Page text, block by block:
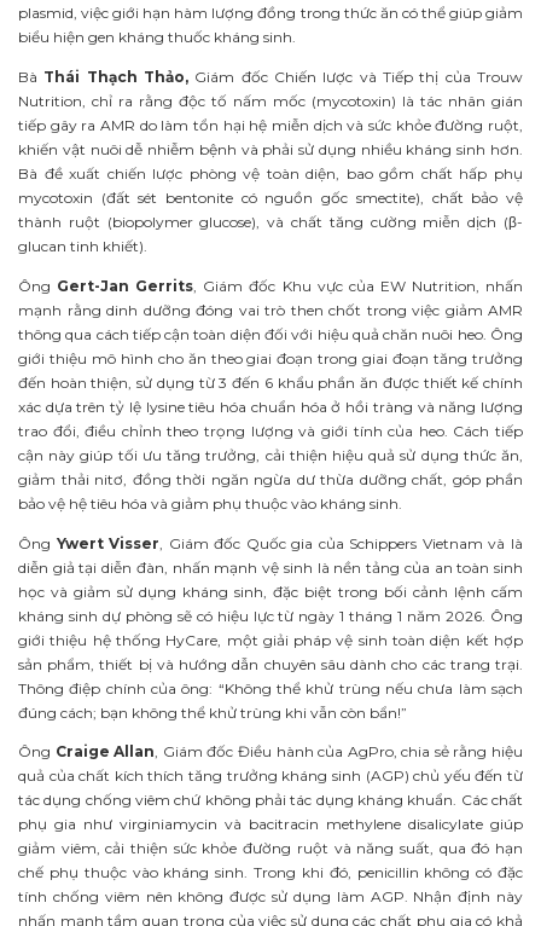
plasmid, việc giới hạn hàm lượng đồng trong thức ăn có thể giúp giảm
biểu hiện gen kháng thuốc kháng sinh.
Bà Thái Thạch Thảo, Giám đốc Chiến lược và Tiếp thị của Trouw
Nutrition, chỉ ra rằng độc tố nấm mốc (mycotoxin) là tác nhân gián
tiếp gây ra AMR do làm tổn hại hệ miễn dịch và sức khỏe đường ruột,
khiến vật nuôi dễ nhiễm bệnh và phải sử dụng nhiều kháng sinh hơn.
Bà đề xuất chiến lược phòng vệ toàn diện, bao gồm chất hấp phụ
mycotoxin (đất sét bentonite có nguồn gốc smectite), chất bảo vệ
thành ruột (biopolymer glucose), và chất tăng cường miễn dịch (β-
glucan tinh khiết).
Ông Gert-Jan Gerrits , Giám đốc Khu vực của EW Nutrition, nhấn
mạnh rằng dinh dưỡng đóng vai trò then chốt trong việc giảm AMR
thông qua cách tiếp cận toàn diện đối với hiệu quả chăn nuôi heo. Ông
giới thiệu mô hình cho ăn theo giai đoạn trong giai đoạn tăng trưởng
đến hoàn thiện, sử dụng từ 3 đến 6 khẩu phần ăn được thiết kế chính
xác dựa trên tỷ lệ lysine tiêu hóa chuẩn hóa ở hồi tràng và năng lượng
trao đổi, điều chỉnh theo trọng lượng và giới tính của heo. Cách tiếp
cận này giúp tối ưu tăng trưởng, cải thiện hiệu quả sử dụng thức ăn,
giảm thải nitơ, đồng thời ngăn ngừa dư thừa dưỡng chất, góp phần
bảo vệ hệ tiêu hóa và giảm phụ thuộc vào kháng sinh.
Ông Ywert Visser , Giám đốc Quốc gia của Schippers Vietnam và là
diễn giả tại diễn đàn, nhấn mạnh vệ sinh là nền tảng của an toàn sinh
học và giảm sử dụng kháng sinh, đặc biệt trong bối cảnh lệnh cấm
kháng sinh dự phòng sẽ có hiệu lực từ ngày 1 tháng 1 năm 2026. Ông
giới thiệu hệ thống HyCare, một giải pháp vệ sinh toàn diện kết hợp
sản phẩm, thiết bị và hướng dẫn chuyên sâu dành cho các trang trại.
Thông điệp chính của ông: “Không thể khử trùng nếu chưa làm sạch
đúng cách; bạn không thể khử trùng khi vẫn còn bẩn!”
Ông Craige Allan, Giám đốc Điều hành của AgPro, chia sẻ rằng hiệu
quả của chất kích thích tăng trưởng kháng sinh (AGP) chủ yếu đến từ
tác dụng chống viêm chứ không phải tác dụng kháng khuẩn. Các chất
phụ gia như virginiamycin và bacitracin methylene disalicylate giúp
giảm viêm, cải thiện sức khỏe đường ruột và năng suất, qua đó hạn
chế phụ thuộc vào kháng sinh. Trong khi đó, penicillin không có đặc
tính chống viêm nên không được sử dụng làm AGP. Nhận định này
nhấn mạnh tầm quan trọng của việc sử dụng các chất phụ gia có khả